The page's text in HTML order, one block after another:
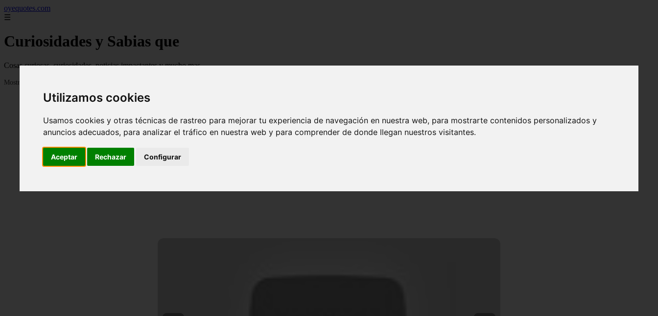
Utilizamos cookies
Usamos cookies y otras técnicas de rastreo para mejorar tu experiencia de navegación en nuestra web, para mostrarte contenidos personalizados y
anuncios adecuados, para analizar el tráfico en nuestra web y para comprender de donde llegan nuestros visitantes.
Aceptar Rechazar Configurar
oyequotes.com
☰
Curiosidades y Sabias que
Cosas curiosas, curiosidades, noticias impactantes y mucho mas
Mostrando 1 - 24 de 2834 artículos